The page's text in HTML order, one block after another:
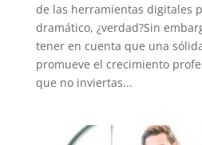
de las herramientas digitales
dramático, ¿verdad?Sin
tener en cuenta que una
promueve el crecimiento
que no inviertas...